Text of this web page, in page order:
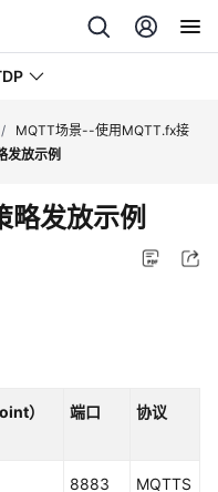
/
MQTT场景--使用MQTT.fx接
发放示例
略发放示例
） 端口 协议
8883 MQTTS